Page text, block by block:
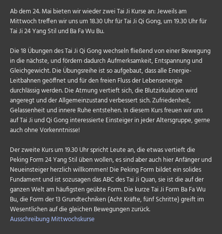
Ab dem 24. Mai bieten wir wieder zwei Tai Ji Kurse an: Jeweils am
Mittwoch treffen wir uns um 18.30 Uhr für Tai Ji Qi Gong, um 19.30 Uhr für
Tai Ji 24 Yang Stil und Ba Fa Wu Bu.
Die 18 Übungen des Tai Ji Qi Gong wechseln fließend von einer Bewegung
in die nächste, und fördern dadurch Aufmerksamkeit, Entspannung und
Gleichgewicht. Die Übungsreihe ist so aufgebaut, dass alle Energie-
Leitbahnen geöffnet und für den freien Fluss der Lebensenergie
durchlässig werden. Die Atmung vertieft sich, die Blutzirkulation wird
angeregt und der Allgemeinzustand verbessert sich. Zufriedenheit,
Gelassenheit und innere Ruhe entstehen. In diesem Kurs freuen wir uns
auf Tai Ji und Qi Gong interessierte Einsteiger in jeder Altersgruppe, gerne
auch ohne Vorkenntnisse!
Der zweite Kurs um 19.30 Uhr spricht Leute an, die etwas vertieft die
Peking Form 24 Yang Stil üben wollen, es sind aber auch hier Anfänger und
Neueinsteiger herzlich willkommen! Die Peking Form bildet ein solides
Fundament und ist sozusagen das ABC des Tai Ji Quan, sie ist die auf der
ganzen Welt am häufigsten geübte Form. Die kurze Tai Ji Form Ba Fa Wu
Bu, die Form der 13 Grundtechniken (Acht Kräfte, fünf Schritte) greift im
Wesentlichen auf die gleichen Bewegungen zurück.
Ausschreibung Mittwochskurse